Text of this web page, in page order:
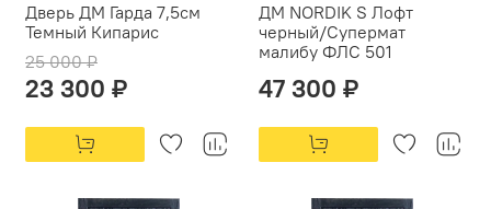
Дверь ДМ Гарда 7,5см
Темный Кипарис
25 000 ₽
23 300 ₽
ДМ NORDIK S Лофт
черный/Супермат
малибу ФЛС 501
47 300 ₽